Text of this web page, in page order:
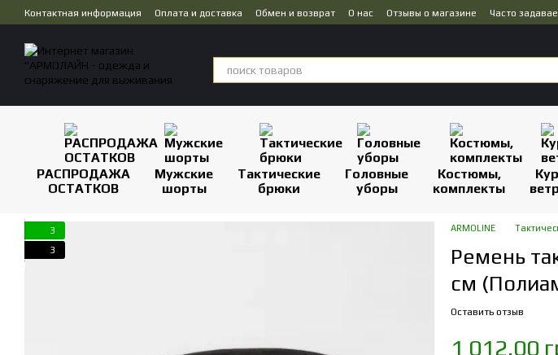
Перейти к основному контенту
Контактная информация Оплата и доставка Обмен и возврат О нас Отзывы о магазине Часто
РАСПРОДАЖА
ОСТАТКОВ
Мужские
шорты
Тактические
брюки
Головные
уборы
Костюмы,
комплекты
3
3
ARMOLINE
Ремень
см
Оставить отзыв
1 012.00